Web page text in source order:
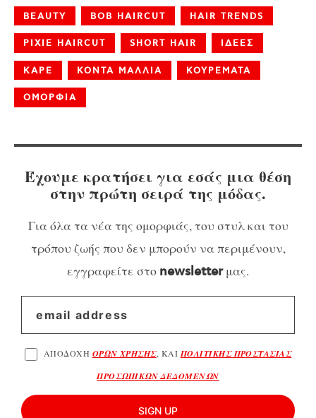
BEAUTY BOB HAIRCUT HAIR TRENDS
PIXIE HAIRCUT SHORT HAIR ΙΔΕΕΣ
ΚΑΡΕ ΚΟΝΤΑ ΜΑΛΛΙΑ ΚΟΥΡΕΜΑΤΑ
ΟΜΟΡΦΙΑ
Έχουμε κρατήσει για εσάς μια θέση
στην πρώτη σειρά της μόδας.
Για όλα τα νέα της ομορφιάς, του στυλ και του
τρόπου ζωής που δεν μπορούν να περιμένουν,
εγγραφείτε στο newsletterμας.
ΑΠΟΔΟΧΗ ΟΡΩΝ ΧΡΗΣΗΣ, ΚΑΙΠΟΛΙΤΙΚΗΣ ΠΡΟΣΤΑΣΙΑΣ
ΠΡΟΣΩΠΙΚΩΝ ΔΕΔΟΜΕΝΩΝ
SIGN UP